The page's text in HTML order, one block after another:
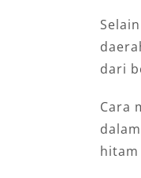
dari
Cara